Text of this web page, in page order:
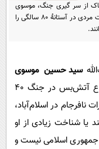
از سر گیری جنگ، موسوی
تبریزی با روحانیون دیگر تفاوتی نداشته باشد یا درگذشت مردی در آستانۀ 80 سالگی را
سید حسین موسوی
در 23 فروردین و 4 روز بعد از شروع آتش‌بس در جنگ 40
نافرجام در اسلام‌آباد،
یا شناخت زیادی از او
جمهوری اسلامی نیست و